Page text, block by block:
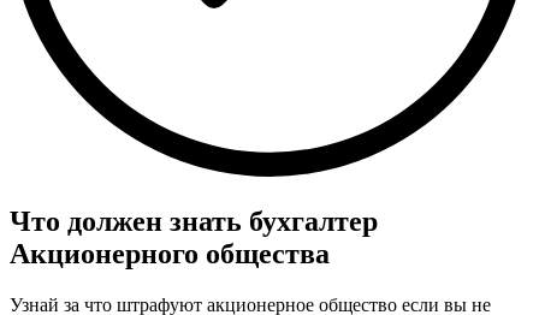
Что должен знать бухгалтер
Акционерного общества
Узнай за что штрафуют акционерное общество если вы не